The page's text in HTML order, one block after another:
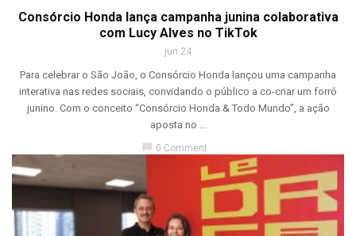
Consórcio Honda lança campanha junina colaborativa
com Lucy Alves no TikTok
jun 24
Para celebrar o São João, o Consórcio Honda lançou uma campanha
interativa nas redes sociais, convidando o público a co-criar um forró
junino. Com o conceito “Consórcio Honda & Todo Mundo”, a ação
aposta no ...
0 Comment